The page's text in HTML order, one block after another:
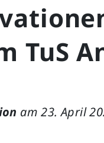
TuS
am 23. April